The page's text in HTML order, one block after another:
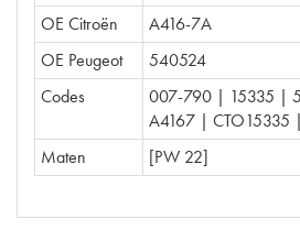
OE Citroën
A416-7A
OE Peugeot
540524
Codes
007-790 | 15335 |
A4167 |
Maten
[PW 22]